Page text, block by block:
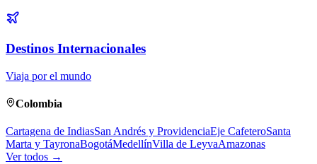
Destinos Internacionales
Viaja por el mundo
Colombia
Cartagena de IndiasSan Andrés y ProvidenciaEje CafeteroSanta
Marta y TayronaBogotáMedellínVilla de LeyvaAmazonas
Ver todos →